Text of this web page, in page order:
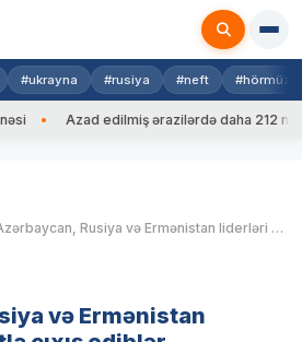
#ukrayna #rusiya #neft #hörmüz
Azad edilmiş ərazilərdə daha 212 mina,
Azərbaycan, Rusiya və Ermənistan liderləri bəyanatla çıxış ediblər
və Ermənistan